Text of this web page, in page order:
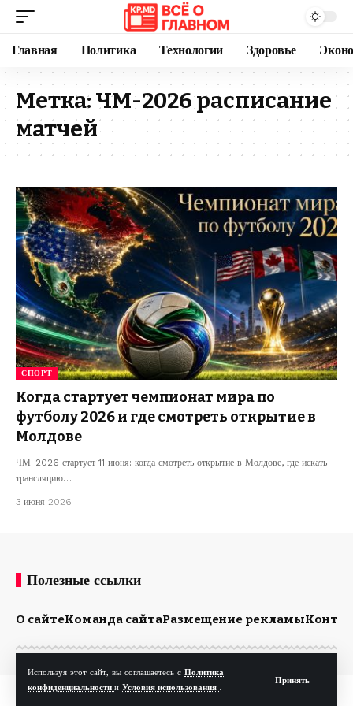
Используя этот сайт, вы соглашаетесь с Политика
конфиденциальности и Условия использования .
Принять
Главная Политика Технологии Здоровье
Метка: ЧМ-2026 расписание
матчей
СПОРТ
Когда стартует чемпионат мира по
футболу 2026 и где смотреть открытие в
Молдове
ЧМ-2026 стартует 11 июня: когда смотреть открытие в Молдове, где искать
трансляцию…
3 июня 2026
Полезные ссылки
О сайтеКоманда сайтаРазмещение рекламы
© Kp.md. Все права защищены.